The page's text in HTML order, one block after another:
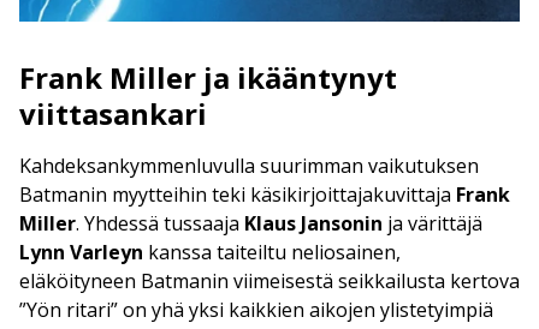
Frank Miller ja ikääntynyt
viittasankari
Kahdeksankymmenluvulla suurimman vaikutuksen
Batmanin myytteihin teki käsikirjoittajakuvittaja Frank
Miller. Yhdessä tussaaja Klaus Jansonin ja värittäjä
Lynn Varleyn kanssa taiteiltu neliosainen,
eläköityneen Batmanin viimeisestä seikkailusta kertova
”Yön ritari” on yhä yksi kaikkien aikojen ylistetyimpiä